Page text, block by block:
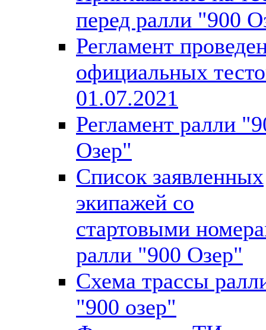
перед ралли "900
Регламент
официальных
01.07.2021
Регламент ралли
Озер"
Список заявленных
экипажей со
стартовыми
ралли "900 Озер"
Схема трассы
"900 озер"